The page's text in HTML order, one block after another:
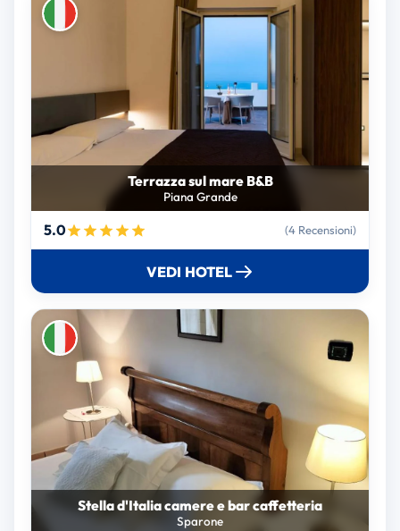
Terrazza sul mare B&B
Piana Grande
5.0 (4 Recensioni)
VEDI HOTEL
Stella d'Italia camere e bar caffetteria
Sparone